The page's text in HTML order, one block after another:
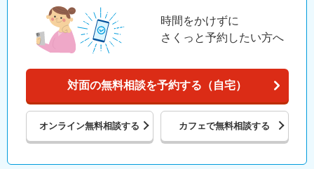
時間をかけずに
さくっと予約したい方へ
対面の無料相談を予約する（自宅）
オンライン無料相談する カフェで無料相談する